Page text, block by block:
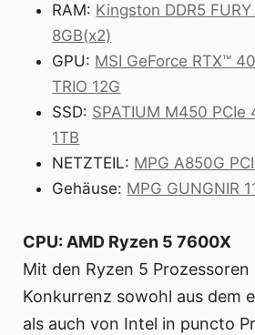
RAM: Kingston DDR5
8GB(x2)
GPU: MSI GeForce RTX™
TRIO 12G
SSD: SPATIUM M450 PCIe
1TB
NETZTEIL: MPG A850G
Gehäuse: MPG GUNGNIR
CPU: AMD Ryzen 5 7600X
Mit den Ryzen 5 Prozessoren
Konkurrenz sowohl aus dem
als auch von Intel in puncto